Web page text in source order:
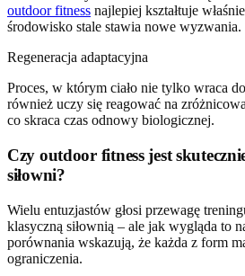
outdoor fitness najlepiej kształtuje
środowisko stale stawia nowe wyzwania.
Regeneracja adaptacyjna
Proces, w którym ciało nie tylko wraca
również uczy się reagować na
co skraca czas odnowy biologicznej.
Czy outdoor fitness jest
siłowni?
Wielu entuzjastów głosi przewagę
klasyczną siłownią – ale jak wygląda to
porównania wskazują, że każda z form
ograniczenia.